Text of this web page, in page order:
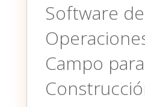
Software de
Campo para